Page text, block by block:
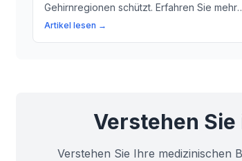
Gehirnregionen schützt. Erfahren Sie mehr
über die Bedeutung des Tentoriums für
Artikel lesen →
Verstehen
Verstehen Sie Ihre medizinischen